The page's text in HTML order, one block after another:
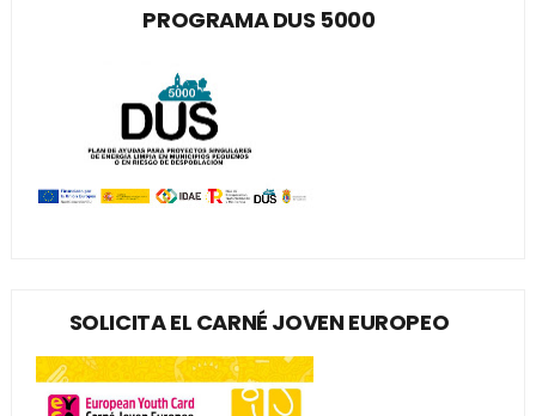
PROGRAMA DUS 5000
SOLICITA EL CARNÉ JOVEN EUROPEO